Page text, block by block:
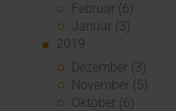
Februar (6)
Januar (3)
2019
Dezember (3)
November (5)
Oktober (6)